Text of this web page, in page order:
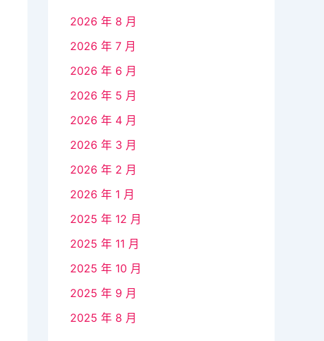
2026 年 8 月
2026 年 7 月
2026 年 6 月
2026 年 5 月
2026 年 4 月
2026 年 3 月
2026 年 2 月
2026 年 1 月
2025 年 12 月
2025 年 11 月
2025 年 10 月
2025 年 9 月
2025 年 8 月